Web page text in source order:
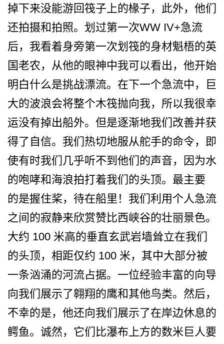
掉下来没能游回筏子上的椽子，此外，他们
还拍­摄和拍照。划过第一次WW IV+急流
后，我看着身旁第­一次划筏的身材魁梧的英
国老农，从他的眼神中我可以­看出，他开始
明白什么是挑战漂流。在下一个急流中，­巨
大的波浪会将整个木筏抛向我，所以我很幸
运没有掉­出船外。但是逐渐地我们改善并获
得了自信。我们热切­地服从舵手的命令，即
使有时我们几乎听不到他们的声­音，因为水
的咆哮和海浪拍打着我们的头顶。最主要
的­是握住桨，待在船里！我们利用个人急流
之间的寂静来­欣赏赞比西峡谷的壮丽景色。
大约 100 米高的垂直玄武岩墙耸立在我­们
的头顶，相距仅约 100 米，其中大部分被
一条汹涌的­河流占据。一位经验丰富的向导
向我们展示了翱翔的鹰­和其他鸟类。然后，
不幸的是，他还向我们展示了在岸­边休息的
鳄鱼。诚然，它们比瀑布上方的数米巨人要